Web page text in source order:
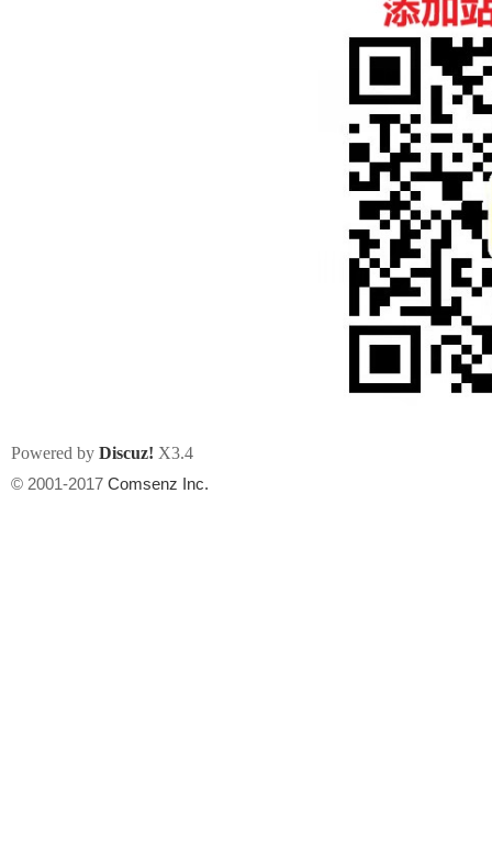
Powered by Discuz! X3.4
© 2001-2017 Comsenz Inc.